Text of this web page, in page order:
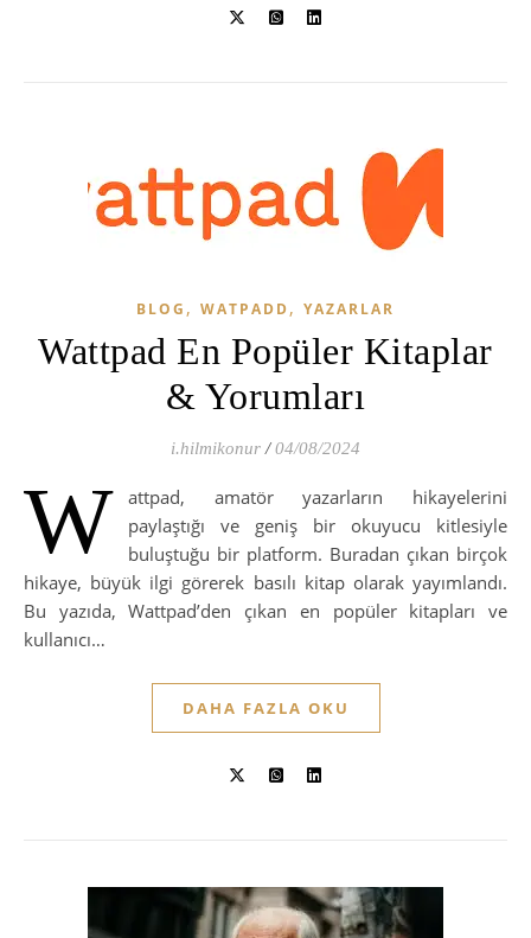
BLOG , WATPADD, YAZARLAR
Wattpad En Popüler Kitaplar
& Yorumları
i.hilmikonur / 04/08/2024
W attpad, amatör yazarların hikayelerini
paylaştığı ve geniş bir okuyucu kitlesiyle
buluştuğu bir platform. Buradan çıkan birçok
hikaye, büyük ilgi görerek basılı kitap olarak yayımlandı.
Bu yazıda, Wattpad’den çıkan en popüler kitapları ve
kullanıcı…
DAHA FAZLA OKU